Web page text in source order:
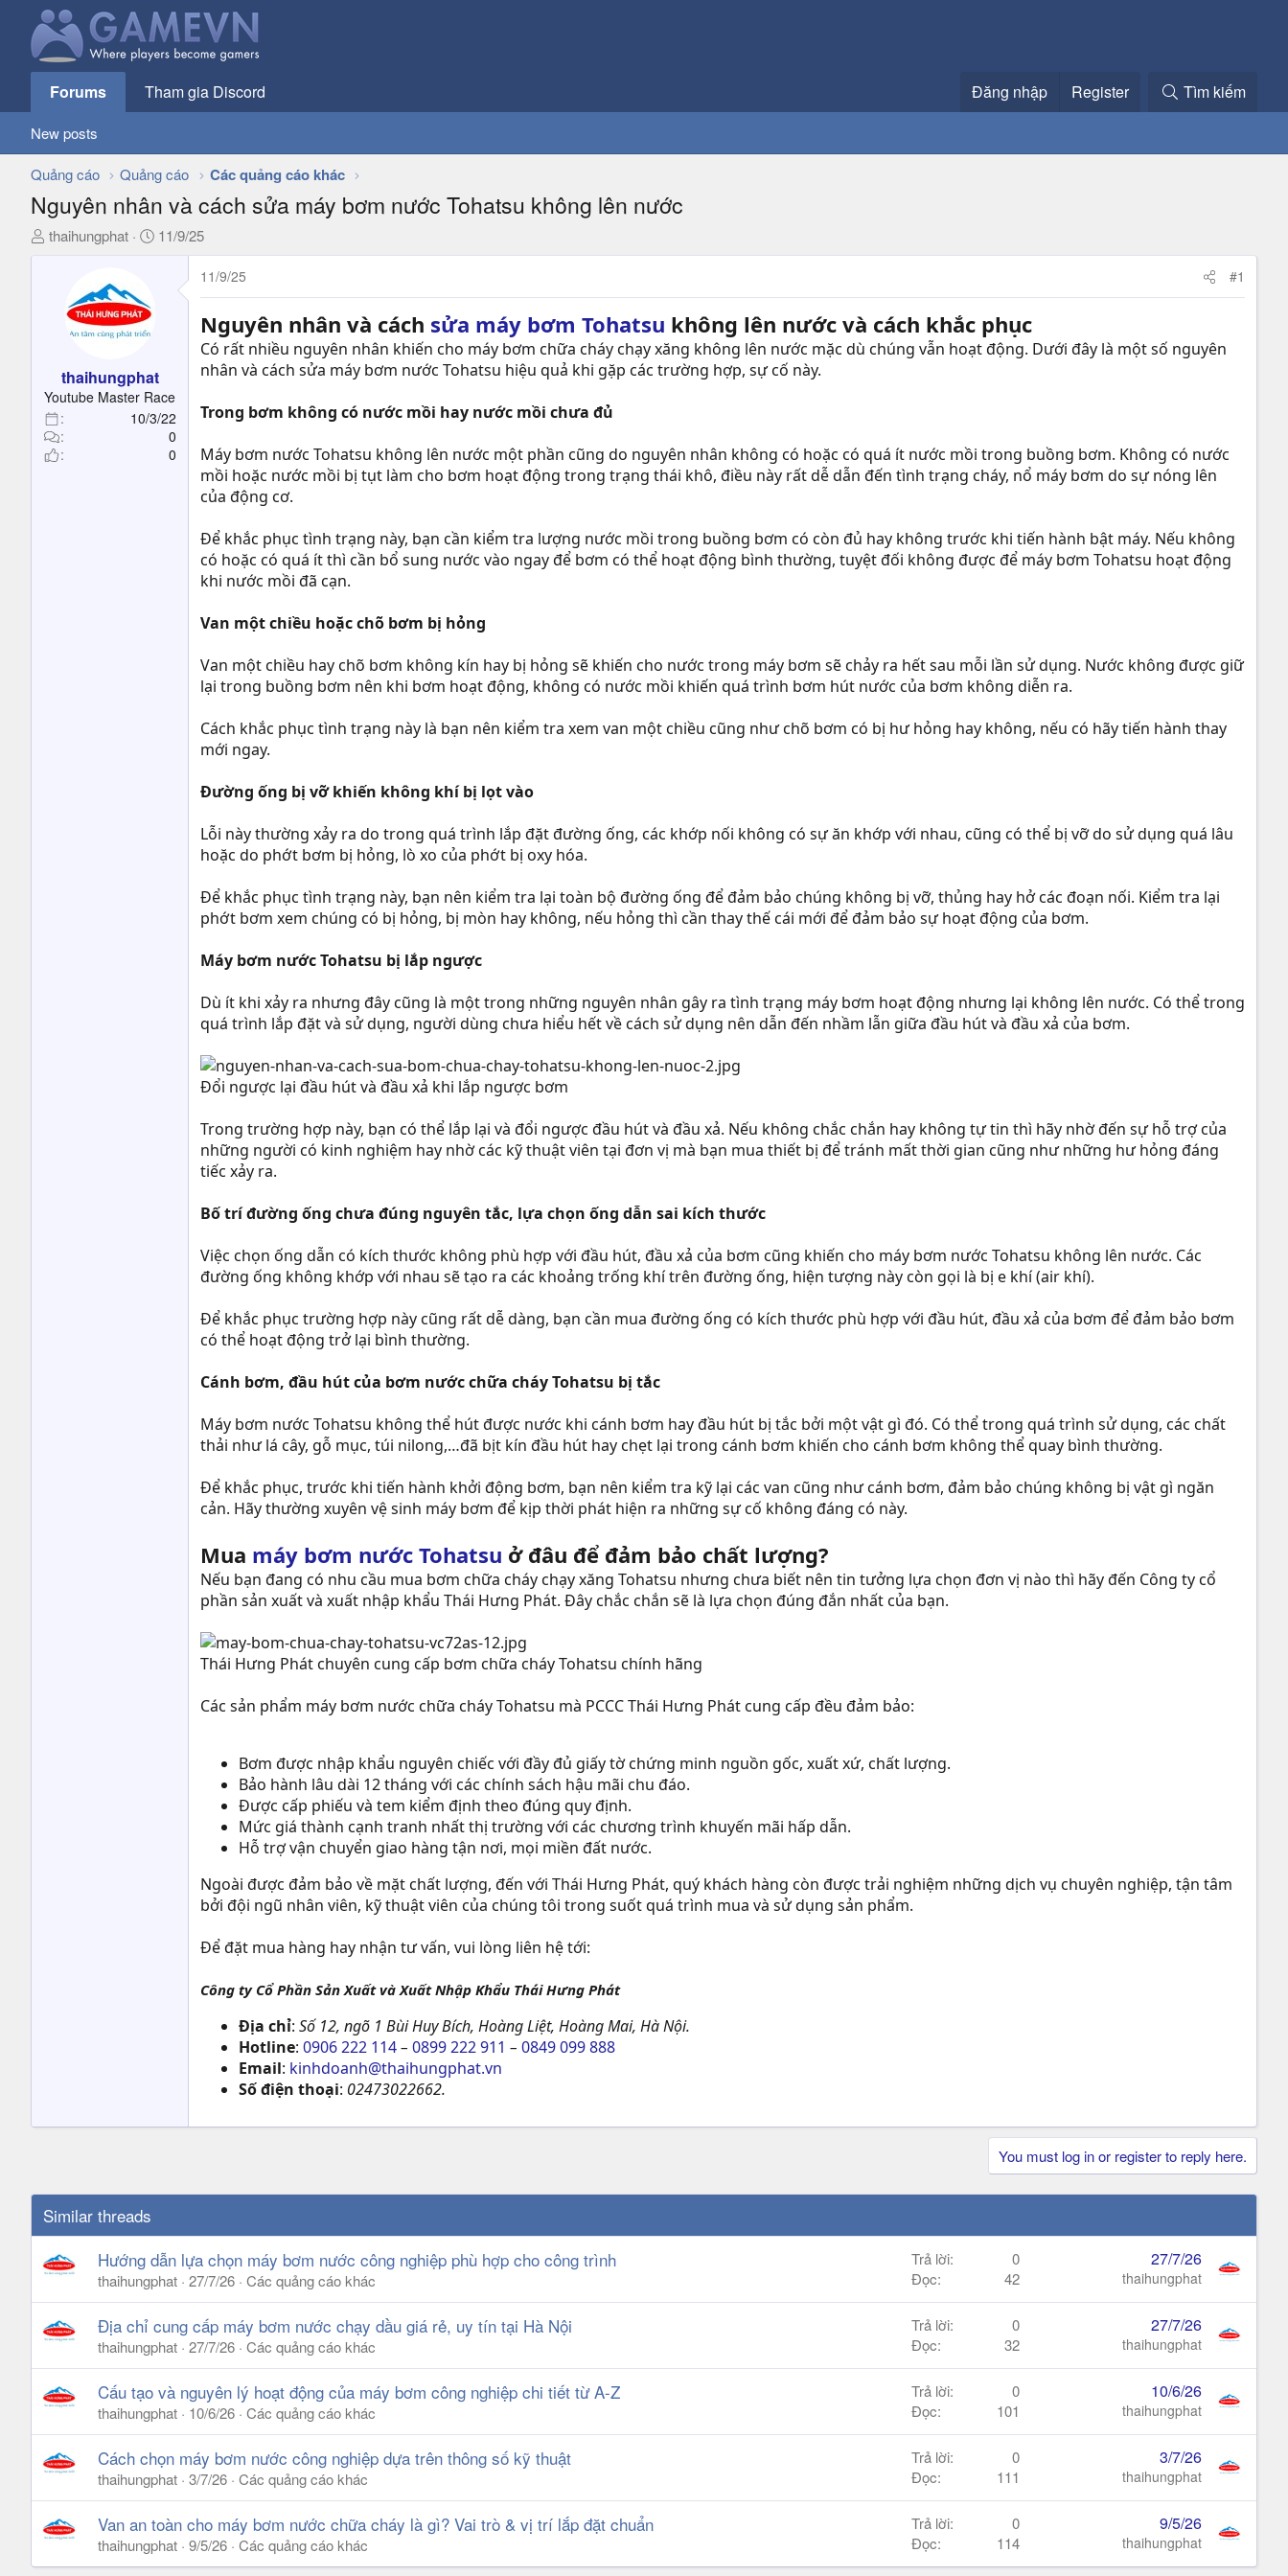
Forums Tham gia Discord Đăng nhập Register Tìm kiếm
New posts
Quảng cáo Quảng cáo Các quảng cáo khác
Nguyên nhân và cách sửa máy bơm nước Tohatsu không lên nước
T
a
r
t
e
thaihungphat
N
11/9/25
thaihungphat
Youtube Master Race
10/3/22
0
0
11/9/25 #1
Nguyên nhân và cách sửa máy bơm Tohatsu không lên nước và cách khắc phục
Có rất nhiều nguyên nhân khiến cho máy bơm chữa cháy chạy xăng không lên nước mặc dù chúng vẫn hoạt động. Dưới đây là một số nguyên
nhân và cách sửa máy bơm nước Tohatsu hiệu quả khi gặp các trường hợp, sự cố này.
Trong bơm không có nước mồi hay nước mồi chưa đủ
Máy bơm nước Tohatsu không lên nước một phần cũng do nguyên nhân không có hoặc có quá ít nước mồi trong buồng bơm. Không có nước
mồi hoặc nước mồi bị tụt làm cho bơm hoạt động trong trạng thái khô, điều này rất dễ dẫn đến tình trạng cháy, nổ máy bơm do sự nóng lên
của động cơ.
Để khắc phục tình trạng này, bạn cần kiểm tra lượng nước mồi trong buồng bơm có còn đủ hay không trước khi tiến hành bật máy. Nếu không
có hoặc có quá ít thì cần bổ sung nước vào ngay để bơm có thể hoạt động bình thường, tuyệt đối không được để máy bơm Tohatsu hoạt động
khi nước mồi đã cạn.
Van một chiều hoặc chõ bơm bị hỏng
Van một chiều hay chõ bơm không kín hay bị hỏng sẽ khiến cho nước trong máy bơm sẽ chảy ra hết sau mỗi lần sử dụng. Nước không được giữ
lại trong buồng bơm nên khi bơm hoạt động, không có nước mồi khiến quá trình bơm hút nước của bơm không diễn ra.
Cách khắc phục tình trạng này là bạn nên kiểm tra xem van một chiều cũng như chõ bơm có bị hư hỏng hay không, nếu có hãy tiến hành thay
mới ngay.
Đường ống bị vỡ khiến không khí bị lọt vào
Lỗi này thường xảy ra do trong quá trình lắp đặt đường ống, các khớp nối không có sự ăn khớp với nhau, cũng có thể bị vỡ do sử dụng quá lâu
hoặc do phớt bơm bị hỏng, lò xo của phớt bị oxy hóa.
Để khắc phục tình trạng này, bạn nên kiểm tra lại toàn bộ đường ống để đảm bảo chúng không bị vỡ, thủng hay hở các đoạn nối. Kiểm tra lại
phớt bơm xem chúng có bị hỏng, bị mòn hay không, nếu hỏng thì cần thay thế cái mới để đảm bảo sự hoạt động của bơm.
Máy bơm nước Tohatsu bị lắp ngược
Dù ít khi xảy ra nhưng đây cũng là một trong những nguyên nhân gây ra tình trạng máy bơm hoạt động nhưng lại không lên nước. Có thể trong
quá trình lắp đặt và sử dụng, người dùng chưa hiểu hết về cách sử dụng nên dẫn đến nhầm lẫn giữa đầu hút và đầu xả của bơm.
Đổi ngược lại đầu hút và đầu xả khi lắp ngược bơm
Trong trường hợp này, bạn có thể lắp lại và đổi ngược đầu hút và đầu xả. Nếu không chắc chắn hay không tự tin thì hãy nhờ đến sự hỗ trợ của
những người có kinh nghiệm hay nhờ các kỹ thuật viên tại đơn vị mà bạn mua thiết bị để tránh mất thời gian cũng như những hư hỏng đáng
tiếc xảy ra.
Bố trí đường ống chưa đúng nguyên tắc, lựa chọn ống dẫn sai kích thước
Việc chọn ống dẫn có kích thước không phù hợp với đầu hút, đầu xả của bơm cũng khiến cho máy bơm nước Tohatsu không lên nước. Các
đường ống không khớp với nhau sẽ tạo ra các khoảng trống khí trên đường ống, hiện tượng này còn gọi là bị e khí (air khí).
Để khắc phục trường hợp này cũng rất dễ dàng, bạn cần mua đường ống có kích thước phù hợp với đầu hút, đầu xả của bơm để đảm bảo bơm
có thể hoạt động trở lại bình thường.
Cánh bơm, đầu hút của bơm nước chữa cháy Tohatsu bị tắc
Máy bơm nước Tohatsu không thể hút được nước khi cánh bơm hay đầu hút bị tắc bởi một vật gì đó. Có thể trong quá trình sử dụng, các chất
thải như lá cây, gỗ mục, túi nilong,…đã bịt kín đầu hút hay chẹt lại trong cánh bơm khiến cho cánh bơm không thể quay bình thường.
Để khắc phục, trước khi tiến hành khởi động bơm, bạn nên kiểm tra kỹ lại các van cũng như cánh bơm, đảm bảo chúng không bị vật gì ngăn
cản. Hãy thường xuyên vệ sinh máy bơm để kịp thời phát hiện ra những sự cố không đáng có này.
Mua máy bơm nước Tohatsu ở đâu để đảm bảo chất lượng?
Nếu bạn đang có nhu cầu mua bơm chữa cháy chạy xăng Tohatsu nhưng chưa biết nên tin tưởng lựa chọn đơn vị nào thì hãy đến Công ty cổ
phần sản xuất và xuất nhập khẩu Thái Hưng Phát. Đây chắc chắn sẽ là lựa chọn đúng đắn nhất của bạn.
Thái Hưng Phát chuyên cung cấp bơm chữa cháy Tohatsu chính hãng
Các sản phẩm máy bơm nước chữa cháy Tohatsu mà PCCC Thái Hưng Phát cung cấp đều đảm bảo:
Bơm được nhập khẩu nguyên chiếc với đầy đủ giấy tờ chứng minh nguồn gốc, xuất xứ, chất lượng.
Bảo hành lâu dài 12 tháng với các chính sách hậu mãi chu đáo.
Được cấp phiếu và tem kiểm định theo đúng quy định.
Mức giá thành cạnh tranh nhất thị trường với các chương trình khuyến mãi hấp dẫn.
Hỗ trợ vận chuyển giao hàng tận nơi, mọi miền đất nước.
Ngoài được đảm bảo về mặt chất lượng, đến với Thái Hưng Phát, quý khách hàng còn được trải nghiệm những dịch vụ chuyên nghiệp, tận tâm
bởi đội ngũ nhân viên, kỹ thuật viên của chúng tôi trong suốt quá trình mua và sử dụng sản phẩm.
Để đặt mua hàng hay nhận tư vấn, vui lòng liên hệ tới:
Công ty Cổ Phần Sản Xuất và Xuất Nhập Khẩu Thái Hưng Phát
Địa chỉ: Số 12, ngõ 1 Bùi Huy Bích, Hoàng Liệt, Hoàng Mai, Hà Nội.
Hotline: 0906 222 114– 0899 222 911 – 0849 099 888
Email: kinhdoanh@thaihungphat.vn
Số điện thoại: 02473022662.
You must log in or register to reply here.
Similar threads
Hướng dẫn lựa chọn máy bơm nước công nghiệp phù hợp cho công trình
thaihungphat 27/7/26 Các quảng cáo khác
Trả lời
0
Đọc
42
27/7/26
thaihungphat
Địa chỉ cung cấp máy bơm nước chạy dầu giá rẻ, uy tín tại Hà Nội
thaihungphat 27/7/26 Các quảng cáo khác
Trả lời
0
Đọc
32
27/7/26
thaihungphat
Cấu tạo và nguyên lý hoạt động của máy bơm công nghiệp chi tiết từ A-Z
thaihungphat 10/6/26 Các quảng cáo khác
Trả lời
0
Đọc
101
10/6/26
thaihungphat
Cách chọn máy bơm nước công nghiệp dựa trên thông số kỹ thuật
thaihungphat 3/7/26 Các quảng cáo khác
Trả lời
0
Đọc
111
3/7/26
thaihungphat
Van an toàn cho máy bơm nước chữa cháy là gì? Vai trò & vị trí lắp đặt chuẩn
thaihungphat 9/5/26 Các quảng cáo khác
Trả lời
0
Đọc
114
9/5/26
thaihungphat